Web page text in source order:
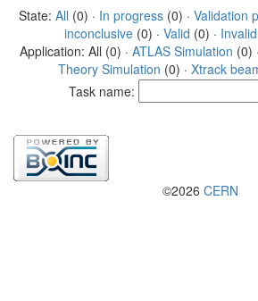
State: All (0) · In progress(0) · Validation
inconclusive (0) · Valid (0) · Invalid
Application: All (0) · ATLAS Simulation (0) ·
Theory Simulation (0) · Xtrack
Task name:
©2026 CERN